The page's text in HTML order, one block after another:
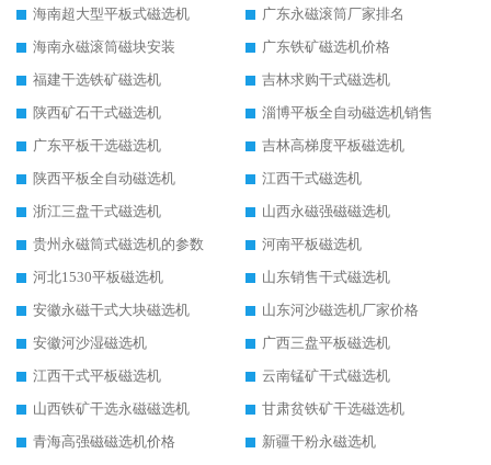
海南超大型平板式磁选机
广东永磁滚筒厂家排名
海南永磁滚筒磁块安装
广东铁矿磁选机价格
福建干选铁矿磁选机
吉林求购干式磁选机
陕西矿石干式磁选机
淄博平板全自动磁选机销售
广东平板干选磁选机
吉林高梯度平板磁选机
陕西平板全自动磁选机
江西干式磁选机
浙江三盘干式磁选机
山西永磁强磁磁选机
贵州永磁筒式磁选机的参数
河南平板磁选机
河北1530平板磁选机
山东销售干式磁选机
安徽永磁干式大块磁选机
山东河沙磁选机厂家价格
安徽河沙湿磁选机
广西三盘平板磁选机
江西干式平板磁选机
云南锰矿干式磁选机
山西铁矿干选永磁磁选机
甘肃贫铁矿干选磁选机
青海高强磁磁选机价格
新疆干粉永磁选机